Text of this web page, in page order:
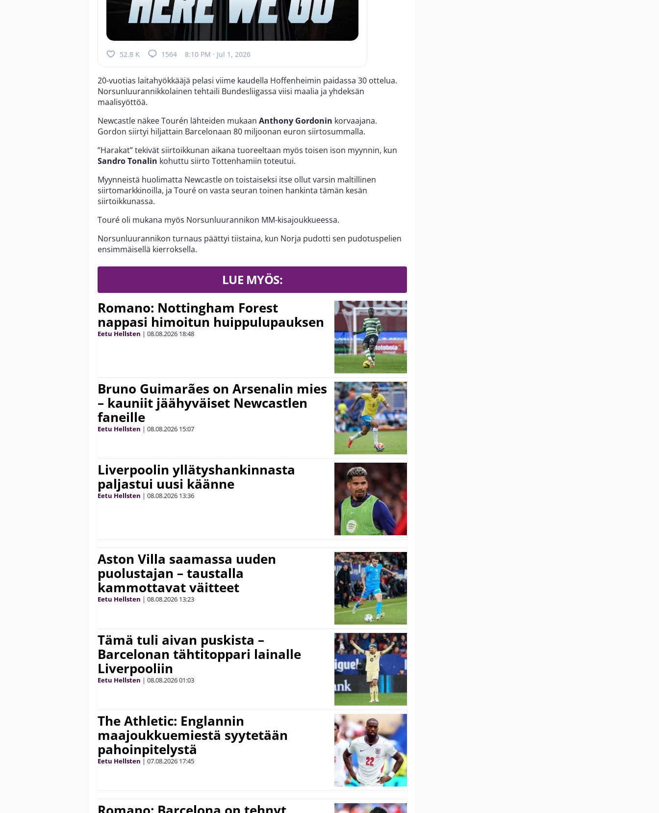
52.8 K 1564 8:10 PM · Jul 1, 2026
20-vuotias laitahyökkääjä pelasi viime kaudella Hoffenheimin paidassa 30 ottelua.
Norsunluurannikkolainen tehtaili Bundesliigassa viisi maalia ja yhdeksän
maalisyöttöä.
Newcastle näkee Tourén lähteiden mukaan Anthony Gordonin korvaajana.
Gordon siirtyi hiljattain Barcelonaan 80 miljoonan euron siirtosummalla.
”Harakat” tekivät siirtoikkunan aikana tuoreeltaan myös toisen ison myynnin, kun
Sandro Tonalin kohuttu siirto Tottenhamiin toteutui.
Myynneistä huolimatta Newcastle on toistaiseksi itse ollut varsin maltillinen
siirtomarkkinoilla, ja Touré on vasta seuran toinen hankinta tämän kesän
siirtoikkunassa.
Touré oli mukana myös Norsunluurannikon MM-kisajoukkueessa.
Norsunluurannikon turnaus päättyi tiistaina, kun Norja pudotti sen pudotuspelien
ensimmäisellä kierroksella.
LUE MYÖS:
Romano: Nottingham Forest
nappasi himoitun huippulupauksen
Eetu Hellsten | 08.08.2026 18:48
Bruno Guimarães on Arsenalin mies
– kauniit jäähyväiset Newcastlen
faneille
Eetu Hellsten | 08.08.2026 15:07
Liverpoolin yllätyshankinnasta
paljastui uusi käänne
Eetu Hellsten | 08.08.2026 13:36
Aston Villa saamassa uuden
puolustajan – taustalla
kammottavat väitteet
Eetu Hellsten | 08.08.2026 13:23
Tämä tuli aivan puskista –
Barcelonan tähtitoppari lainalle
Liverpooliin
Eetu Hellsten | 08.08.202601:03
The Athletic: Englannin
maajoukkuemiestä syytetään
pahoinpitelystä
Eetu Hellsten | 07.08.2026 17:45